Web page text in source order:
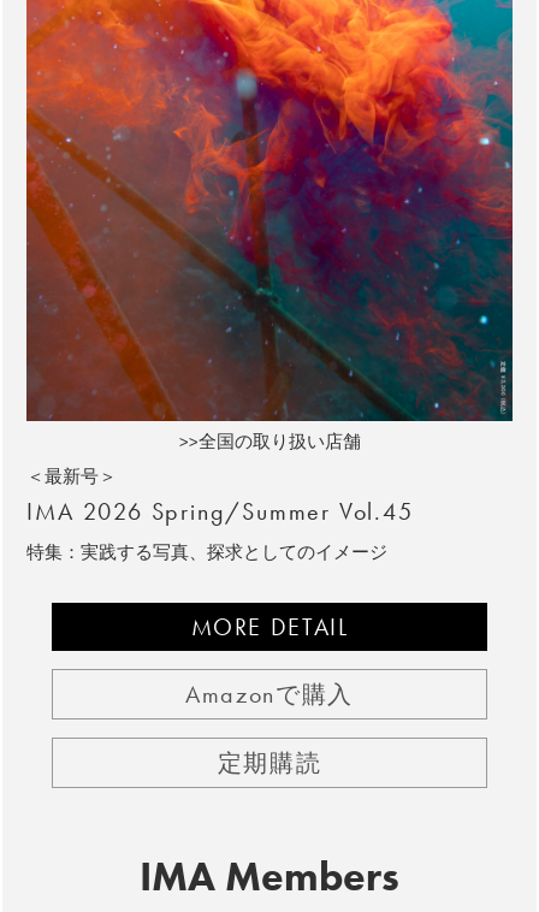
>>全国の取り扱い店舗
＜最新号＞
IMA 2026 Spring/Summer Vol.45
特集：実践する写真、探求としてのイメージ
MORE DETAIL
Amazonで購入
定期購読
IMA Members